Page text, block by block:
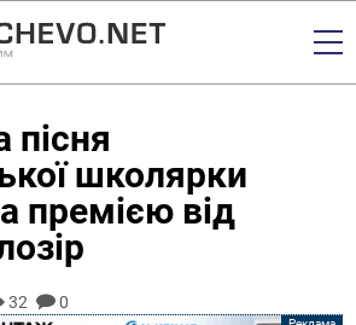
пісня
школярки
премією від
32 0